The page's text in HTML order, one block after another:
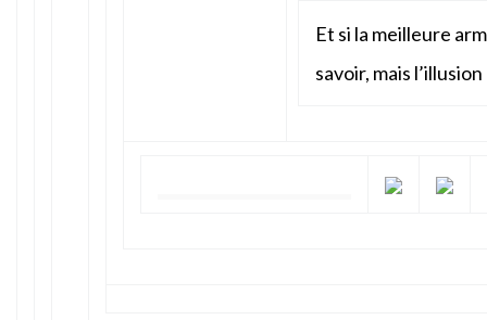
Et si la meilleure
savoir, mais